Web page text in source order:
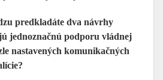
predkladáte dva návrhy
jednoznačnú podporu vládnej
nastavených komunikačných